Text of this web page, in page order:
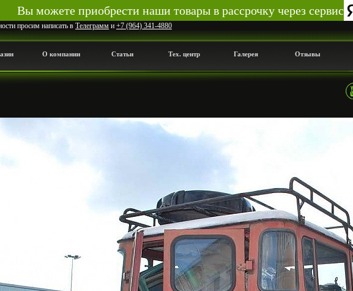
Вы можете приобрести наши товары в рассрочку через сервис
просим написать в Телеграмм и +7 (964) 341-4880
О компании Статьи Тех. центр Галерея Отзывы